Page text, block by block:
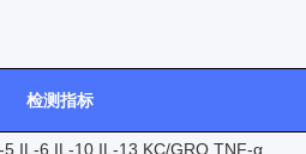
检测指标
6,IL-10,IL-13,KC/GRO,TNF-α